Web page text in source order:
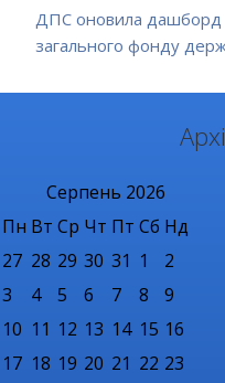
ДПС оновила дашборд
загального фонду
Серпень 2026
Пн Вт Ср Чт Пт Сб Нд
27 28 29 30 31 1
2
3
4 5 6 7 8
9
10 11 12 13 14 15 16
17 18 19 20 21 22 23